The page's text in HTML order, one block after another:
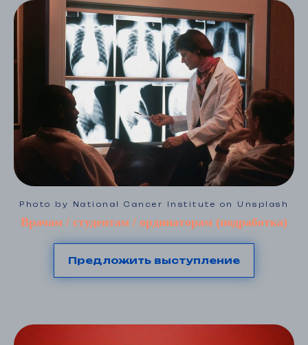
Photo by National Cancer Institute on Unsplash
Врачам / студентам / ординаторам (подработка)
Предложить выступление